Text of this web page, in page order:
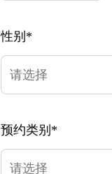
性别*
预约类别*